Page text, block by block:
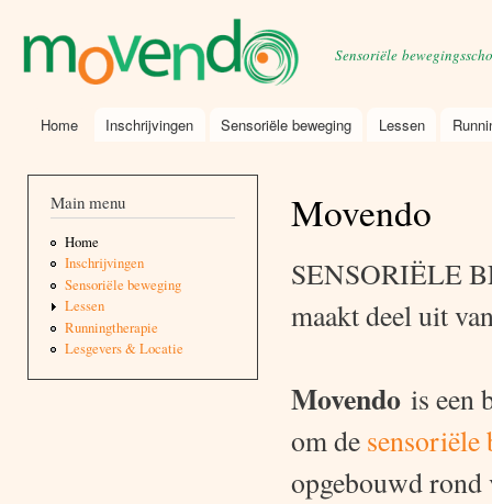
movendo
Sensoriële
Main menu
Home Inschrijvingen Sensoriële beweging Lessen
Main menu
Home
Inschrijvingen
Sensoriële beweging
Lessen
Runningtherapie
Lesgevers & Locatie
Movendo
SENSORIËLE
maakt deel uit
Movendo is een
om de sensoriële
opgebouwd rond